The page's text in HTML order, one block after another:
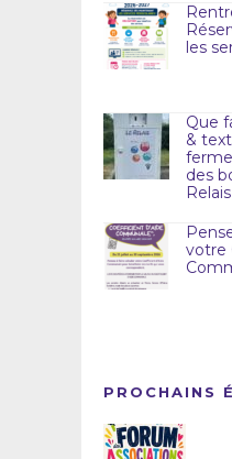
les
Que
&
des
votre
PROCHAINS